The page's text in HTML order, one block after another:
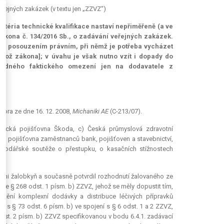
zakázek (v textu jen „ZZVZ“)
technické kvalifikace nastaví nepřiměřeně (a ve
č. 134/2016 Sb., o zadávání veřejných zakázek.
posouzením právním, při němž je potřeba vycházet
zákona]; v úvahu je však nutno vzít i dopady do
faktického omezení jen na dodavatele z
ze dne 16. 12. 2008, Michaniki AE(C-213/07).
pojišťovna Škoda, c) Česká průmyslová zdravotní
pojišťovna zaměstnanců bank, pojišťoven a stavebnictví,
soutěže o přestupku, o kasačních stížnostech
žalobkyň a současně potvrdil rozhodnutí žalovaného ze
§ 268 odst. 1 písm. b) ZZVZ, jehož se měly dopustit tím,
komplexní dodávky a distribuce léčivých přípravků
s § 73 odst. 6 písm. b) ve spojení s § 6 odst. 1 a 2 ZZVZ,
2 písm. b) ZZVZ specifikovanou v bodu 6.4.1. zadávací